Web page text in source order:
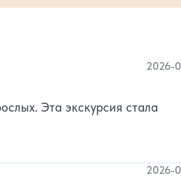
2026-
Эта экскурсия стала
2026-